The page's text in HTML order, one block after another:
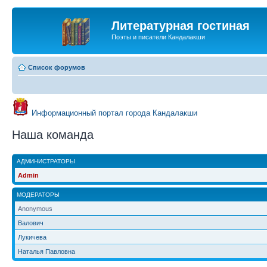
Литературная гостиная
Поэты и писатели Кандалакши
Список форумов
Информационный портал города Кандалакши
Наша команда
АДМИНИСТРАТОРЫ
Admin
МОДЕРАТОРЫ
Anonymous
Валович
Лукичева
Наталья Павловна